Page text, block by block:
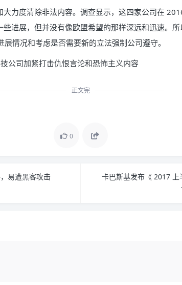
力度清除非法内容。调查显示，这四家公司在
进展，但并没有像欧盟希望的那样深远和迅速。
情况和考虑是否需要新的立法强制公司遵守。
正文完
0
易遭黑客攻击
卡巴斯基发布《 2017 上